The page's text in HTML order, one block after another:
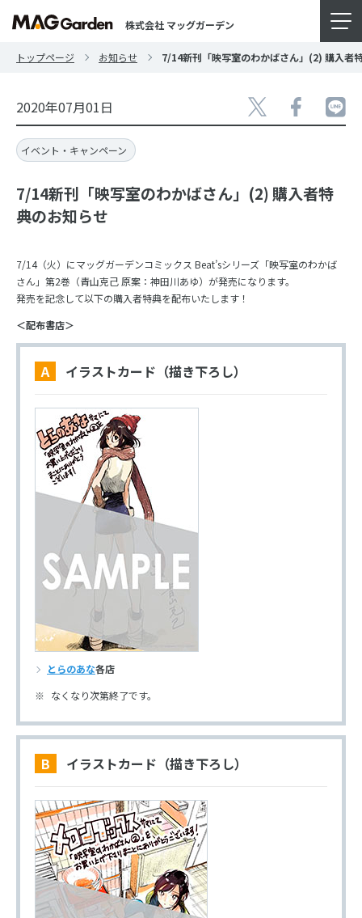
株式会社 マッグガーデン
トップページ お知らせ 7/14新刊「映写室のわかばさん」(2) 購入者
2020年07月01日
イベント・キャンペーン
7/14新刊「映写室のわかばさん」(2) 購入者特
典のお知らせ
7/14（火）にマッグガーデンコミックス Beat’sシリーズ「映写室のわかば
さん」第2巻（青山克己 原案：神田川あゆ）が発売になります。
発売を記念して以下の購入者特典を配布いたします！
＜配布書店＞
A イラストカード（描き下ろし）
とらのあな各店
なくなり次第終了です。
B イラストカード（描き下ろし）